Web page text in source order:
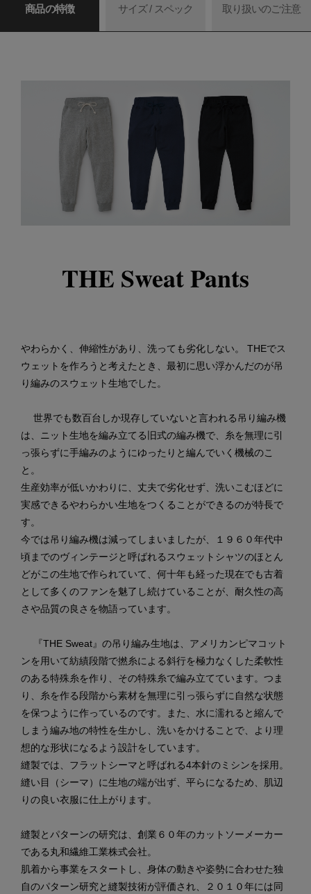
商品の特徴 サイズ / スペック 取り扱いのご注意
THE Sweat Pants
やわらかく、伸縮性があり、洗っても劣化しない。 THEでス
ウェットを作ろうと考えたとき、最初に思い浮かんだのが吊
り編みのスウェット生地でした。
世界でも数百台しか現存していないと言われる吊り編み機
は、ニット生地を編み立てる旧式の編み機で、糸を無理に引
っ張らずに手編みのようにゆったりと編んでいく機械のこ
と。
生産効率が低いかわりに、丈夫で劣化せず、洗いこむほどに
実感できるやわらかい生地をつくることができるのが特長で
す。
今では吊り編み機は減ってしまいましたが、１９６０年代中
頃までのヴィンテージと呼ばれるスウェットシャツのほとん
どがこの生地で作られていて、何十年も経った現在でも古着
として多くのファンを魅了し続けていることが、耐久性の高
さや品質の良さを物語っています。
『THE Sweat』の吊り編み生地は、アメリカンピマコット
ンを用いて紡績段階で撚糸による斜行を極力なくした柔軟性
のある特殊糸を作り、その特殊糸で編み立てています。つま
り、糸を作る段階から素材を無理に引っ張らずに自然な状態
を保つように作っているのです。また、水に濡れると縮んで
しまう編み地の特性を生かし、洗いをかけることで、より理
想的な形状になるよう設計をしています。
縫製では、フラットシーマと呼ばれる4本針のミシンを採用。
縫い目（シーマ）に生地の端が出ず、平らになるため、肌辺
りの良い衣服に仕上がります。
縫製とパターンの研究は、創業６０年のカットソーメーカー
である丸和繊維工業株式会社。
肌着から事業をスタートし、身体の動きや姿勢に合わせた独
自のパターン研究と縫製技術が評価され、２０１０年には同